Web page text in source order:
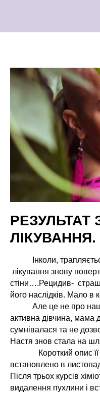
РЕЗУЛЬТАТ
ЛІКУВАННЯ.
Інколи,
лікування знову
стіни….Рецидив-
його наслідків. Мало в
Але це не про нашу
активна дівчина, мама
сумнівалася та не
Настя знов стала на
Короткий опис її
встановлено в
Після трьох курсів
видалення пухлини і